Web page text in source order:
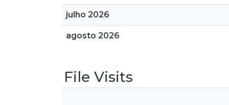
julho 2026
agosto 2026
File Visits